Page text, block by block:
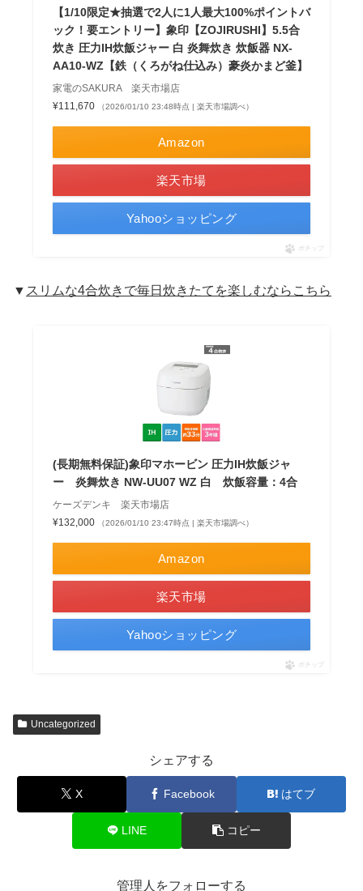
【1/10限定★抽選で2人に1人最大100%ポイントバ
ック！要エントリー】象印【ZOJIRUSHI】5.5合
炊き 圧力IH炊飯ジャー 白 炎舞炊き 炊飯器 NX-
AA10-WZ【鉄（くろがね仕込み）豪炎かまど釜】
家電のSAKURA 楽天市場店
¥111,670
（2026/01/10 23:48時点 | 楽天市場調べ）
Amazon
楽天市場
Yahooショッピング
ポチップ
▼ スリムな4合炊きで毎日炊きたてを楽しむならこちら
(長期無料保証)象印マホービン 圧力IH炊飯ジャ
ー 炎舞炊き NW-UU07 WZ 白 炊飯容量：4合
ケーズデンキ 楽天市場店
¥132,000
（2026/01/10 23:47時点 | 楽天市場調べ）
Amazon
楽天市場
Yahooショッピング
ポチップ
Uncategorized
シェアする
X Facebook はてブ
LINE コピー
管理人をフォローする